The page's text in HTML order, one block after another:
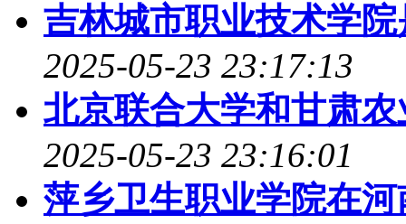
吉林城市职业技术学院
2025-05-23 23:17:13
北京联合大学和甘肃
2025-05-23 23:16:01
萍乡卫生职业学院在